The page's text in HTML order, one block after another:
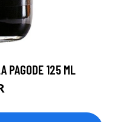
PAGODE 125 ML